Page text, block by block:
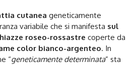
cutanea geneticamente
variabile che si manifesta sul
roseo-rossastre coperte da
color bianco-argenteo. In
“geneticamente determinata” sta